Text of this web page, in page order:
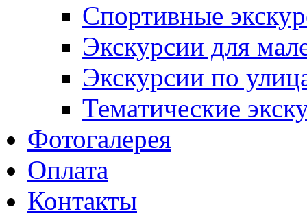
Спортивные
Экскурсии для
Экскурсии по
Тематические
Фотогалерея
Оплата
Контакты